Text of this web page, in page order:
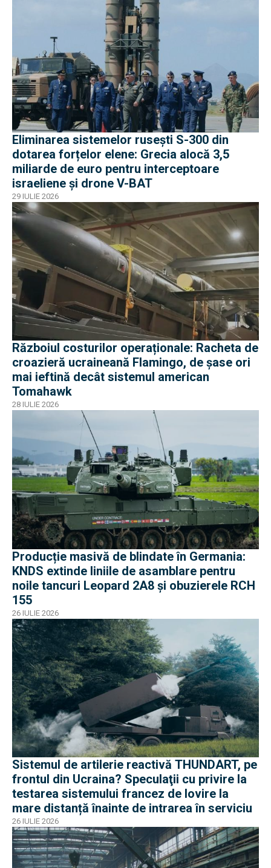
Eliminarea sistemelor rusești S-300 din
dotarea forțelor elene: Grecia alocă 3,5
miliarde de euro pentru interceptoare
israeliene și drone V-BAT
29 IULIE 2026
Războiul costurilor operaționale: Racheta de
croazieră ucraineană Flamingo, de șase ori
mai ieftină decât sistemul american
Tomahawk
28 IULIE 2026
Producție masivă de blindate în Germania:
KNDS extinde liniile de asamblare pentru
noile tancuri Leopard 2A8 și obuzierele RCH
155
26 IULIE 2026
Sistemul de artilerie reactivă THUNDART, pe
frontul din Ucraina? Speculaţii cu privire la
testarea sistemului francez de lovire la
mare distanță înainte de intrarea în serviciu
26 IULIE 2026